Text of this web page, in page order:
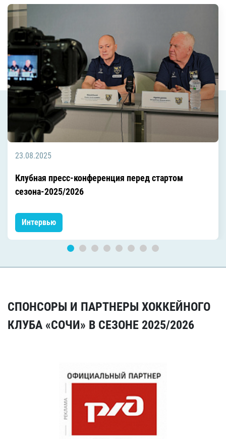
23.08.2025
Клубная пресс-конференция перед стартом
сезона-2025/2026
Интервью
СПОНСОРЫ И ПАРТНЕРЫ ХОККЕЙНОГО
КЛУБА «СОЧИ» В СЕЗОНЕ 2025/2026